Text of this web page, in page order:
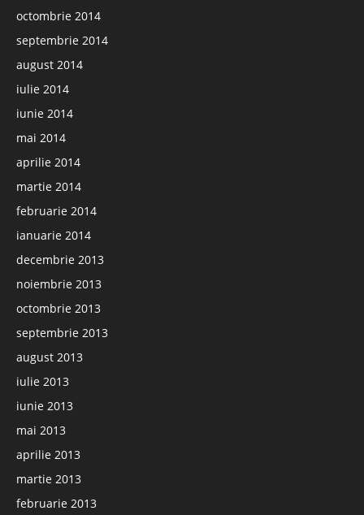
octombrie 2014
septembrie 2014
august 2014
iulie 2014
iunie 2014
mai 2014
aprilie 2014
martie 2014
februarie 2014
ianuarie 2014
decembrie 2013
noiembrie 2013
octombrie 2013
septembrie 2013
august 2013
iulie 2013
iunie 2013
mai 2013
aprilie 2013
martie 2013
februarie 2013